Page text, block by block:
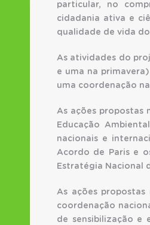
particular, no
cidadania ativa e
qualidade de vida
As atividades do
e uma na
uma coordenação
As ações propostas
Educação
nacionais e
Acordo de Paris e
Estratégia Nacional
As ações
coordenação
de sensibilização e